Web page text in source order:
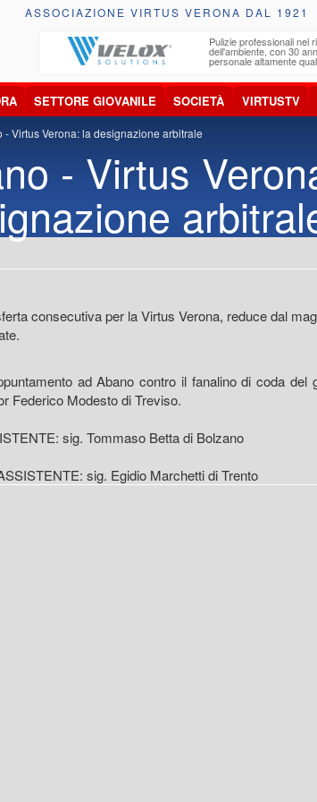
ASSOCIAZIONE VIRTUS VERONA DAL 1921
di Pulizie professionali nel
dell'ambiente, con 30
personale altamente
SETTORE GIOVANILE SOCIETÀ VIRTUSTV
- Virtus Verona: la designazione arbitrale
- Virtus
consecutiva per la Virtus Verona, reduce dal
ad Abano contro il fanalino di coda
Federico Modesto di Treviso.
sig. Tommaso Betta di Bolzano
sig. Egidio Marchetti di Trento